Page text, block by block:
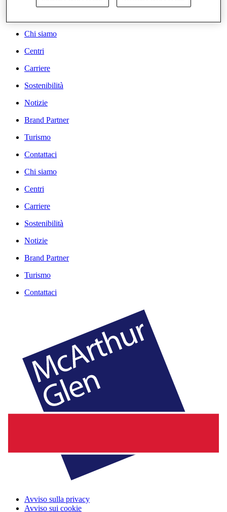
Chi siamo
Centri
Carriere
Sostenibilità
Notizie
Brand Partner
Turismo
Contattaci
Chi siamo
Centri
Carriere
Sostenibilità
Notizie
Brand Partner
Turismo
Contattaci
Avviso sulla privacy
Avviso sui cookie